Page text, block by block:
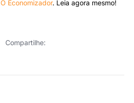
O Economizador. Leia agora mesmo!
Compartilhe: